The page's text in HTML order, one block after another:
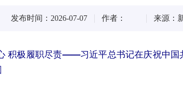
发布时间：2026-07-07 作者： 来源：
积极履职尽责——习近平总书记在庆祝中